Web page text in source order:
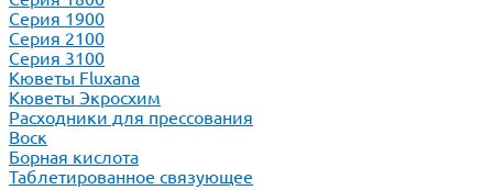
Серия 1900
Серия 2100
Серия 3100
Кюветы Fluxana
Кюветы Экросхим
Расходники для прессования
Воск
Борная кислота
Таблетированное связующее